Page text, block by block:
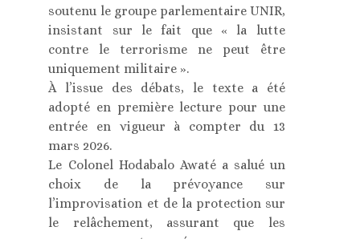
soutenu le groupe parlementaire UNIR,
insistant sur le fait que « la lutte
contre le terrorisme ne peut être
uniquement militaire ».
À l’issue des débats, le texte a été
adopté en première lecture pour une
entrée en vigueur à compter du 13
mars 2026.
Le Colonel Hodabalo Awaté a salué un
choix de la prévoyance sur
l’improvisation et de la protection sur
le relâchement, assurant que les